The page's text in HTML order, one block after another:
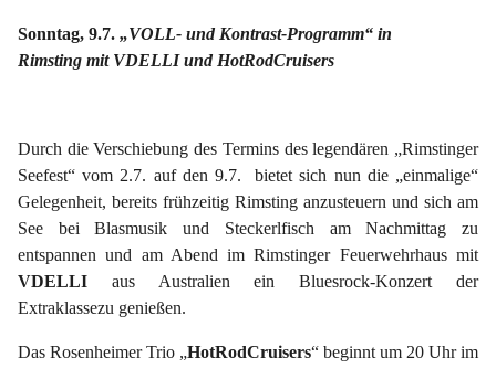
Sonntag, 9.7. „VOLL- und Kontrast-Programm“ in
Rimsting mit VDELLI und HotRodCruisers
Durch die Verschiebung des Termins des legendären „Rimstinger
Seefest“ vom 2.7. auf den 9.7. bietet sich nun die „einmalige“
Gelegenheit, bereits frühzeitig Rimsting anzusteuern und sich am
See bei Blasmusik und Steckerlfisch am Nachmittag zu
entspannen und am Abend im Rimstinger Feuerwehrhaus mit
VDELLI aus Australien ein Bluesrock-Konzert der
Extraklassezu genießen.
Das Rosenheimer Trio „HotRodCruisers“ beginnt um 20 Uhr im